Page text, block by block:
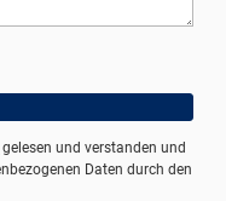
gelesen und verstanden und
Daten durch den